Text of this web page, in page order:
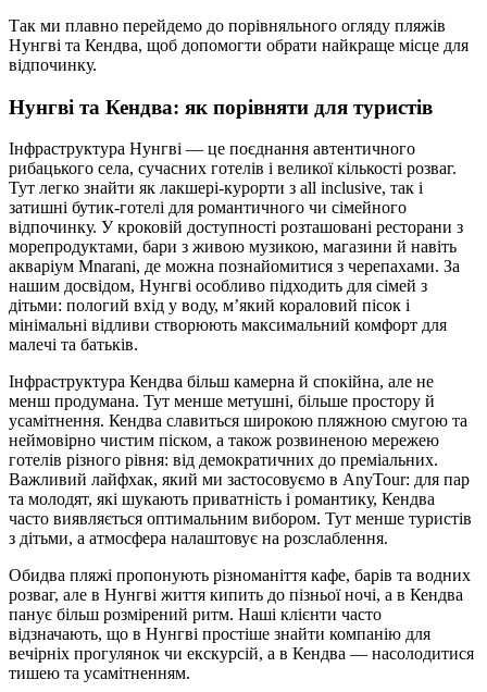
Так ми плавно перейдемо до порівняльного огляду пляжів
Нунгві та Кендва, щоб допомогти обрати найкраще місце для
відпочинку.
Нунгві та Кендва: як порівняти для туристів
Інфраструктура Нунгві — це поєднання автентичного
рибацького села, сучасних готелів і великої кількості розваг.
Тут легко знайти як лакшері-курорти з all inclusive, так і
затишні бутик-готелі для романтичного чи сімейного
відпочинку. У кроковій доступності розташовані ресторани з
морепродуктами, бари з живою музикою, магазини й навіть
акваріум Mnarani, де можна познайомитися з черепахами. За
нашим досвідом, Нунгві особливо підходить для сімей з
дітьми: пологий вхід у воду, м’який кораловий пісок і
мінімальні відливи створюють максимальний комфорт для
малечі та батьків.
Інфраструктура Кендва більш камерна й спокійна, але не
менш продумана. Тут менше метушні, більше простору й
усамітнення. Кендва славиться широкою пляжною смугою та
неймовірно чистим піском, а також розвиненою мережею
готелів різного рівня: від демократичних до преміальних.
Важливий лайфхак, який ми застосовуємо в AnyTour: для пар
та молодят, які шукають приватність і романтику, Кендва
часто виявляється оптимальним вибором. Тут менше туристів
з дітьми, а атмосфера налаштовує на розслаблення.
Обидва пляжі пропонують різноманіття кафе, барів та водних
розваг, але в Нунгві життя кипить до пізньої ночі, а в Кендва
панує більш розмірений ритм. Наші клієнти часто
відзначають, що в Нунгві простіше знайти компанію для
вечірніх прогулянок чи екскурсій, а в Кендва — насолодитися
тишею та усамітненням.